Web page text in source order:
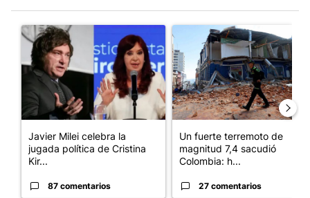
Un artículo de tendencia con el título "Javier Milei celebra la
Javier Milei celebra la
jugada política de Cristina
Kir...
87 comentarios
Un artículo de tendencia
Un fuerte terremoto de
magnitud 7,4 sacudió
Colombia: h...
27 comentarios